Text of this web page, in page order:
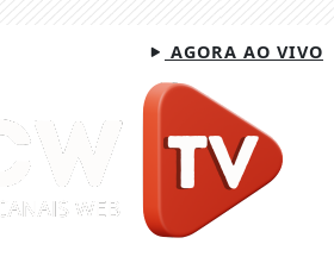
AGORA AO VIVO